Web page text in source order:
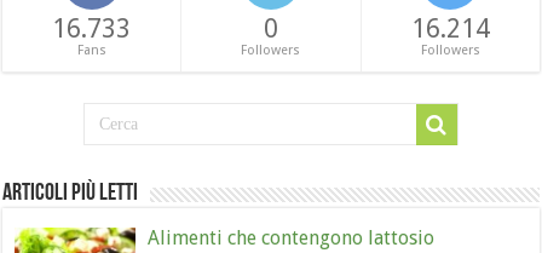
16.733
Fans
0
Followers
16.214
Followers
Articoli più letti
Alimenti che contengono lattosio